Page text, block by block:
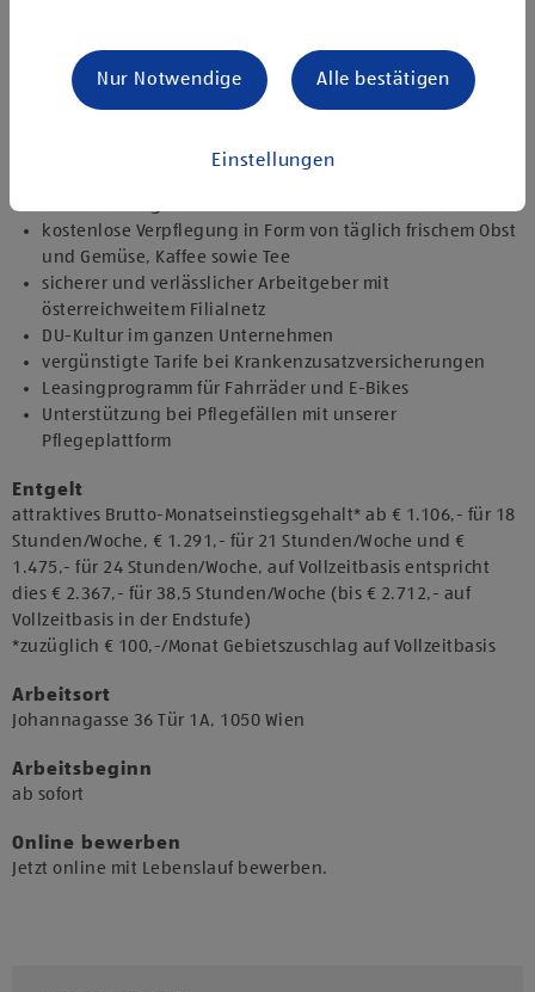
vielseitiges Tätigkeitsfeld
umfangreiche Einarbeitung und individuelles
Onboarding
kostenlose Verpflegung in Form von täglich frischem Obst
und Gemüse, Kaffee sowie Tee
sicherer und verlässlicher Arbeitgeber mit
österreichweitem Filialnetz
DU-Kultur im ganzen Unternehmen
vergünstigte Tarife bei Krankenzusatzversicherungen
Leasingprogramm für Fahrräder und E-Bikes
Unterstützung bei Pflegefällen mit unserer
Pflegeplattform
Entgelt
attraktives Brutto-Monatseinstiegsgehalt* ab € 1.106,- für 18
Stunden/Woche, € 1.291,- für 21 Stunden/Woche und €
1.475,- für 24 Stunden/Woche, auf Vollzeitbasis entspricht
dies € 2.367,- für 38,5 Stunden/Woche (bis € 2.712,- auf
Vollzeitbasis in der Endstufe)
*zuzüglich € 100,-/Monat Gebietszuschlag auf Vollzeitbasis
Arbeitsort
​Johannagasse 36 Tür 1A, 1050 Wien​
Arbeitsbeginn
​ab sofort​
Online bewerben
Jetzt online mit Lebenslauf bewerben.
Einstellungen
Nur Notwendige Alle bestätigen